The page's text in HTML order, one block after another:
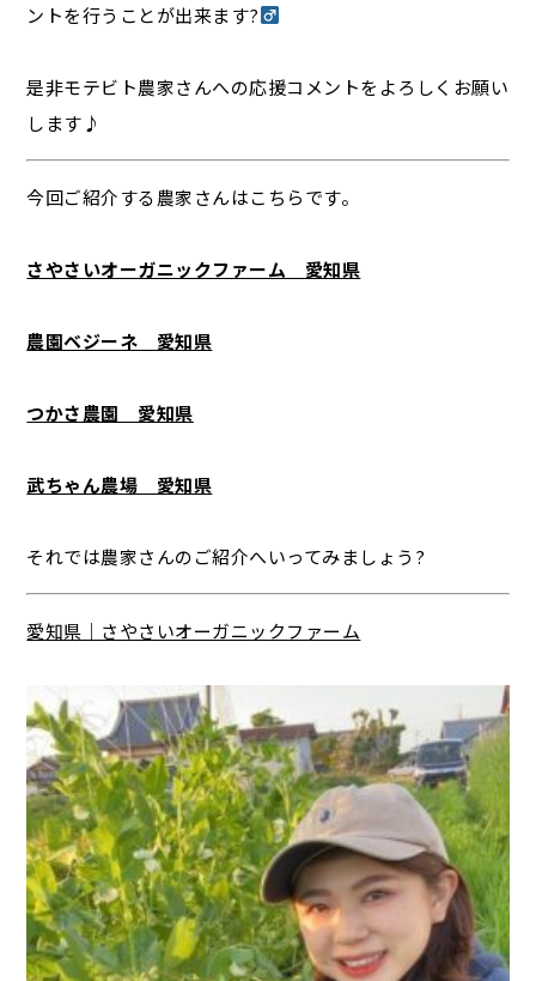
ントを行うことが出来ます?‍
是非モテビト農家さんへの応援コメントをよろしくお願い
します♪
今回ご紹介する農家さんはこちらです。
さやさいオーガニックファーム 愛知県
農園ベジーネ 愛知県
つかさ農園 愛知県
武ちゃん農場 愛知県
それでは農家さんのご紹介へいってみましょう?
愛知県｜さやさいオーガニックファーム